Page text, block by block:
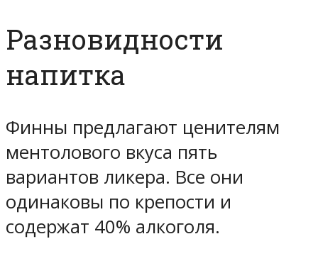
Разновидности
напитка
Финны предлагают ценителям
ментолового вкуса пять
вариантов ликера. Все они
одинаковы по крепости и
содержат 40% алкоголя.